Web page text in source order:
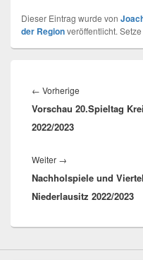
Dieser Eintrag wurde von
der Regionveröffentlicht.
← Vorherige
Beitrag:
Vorschau 20.Spieltag
2022/2023
Weiter →
Beitrag:
Nachholspiele und
Niederlausitz 2022/2023